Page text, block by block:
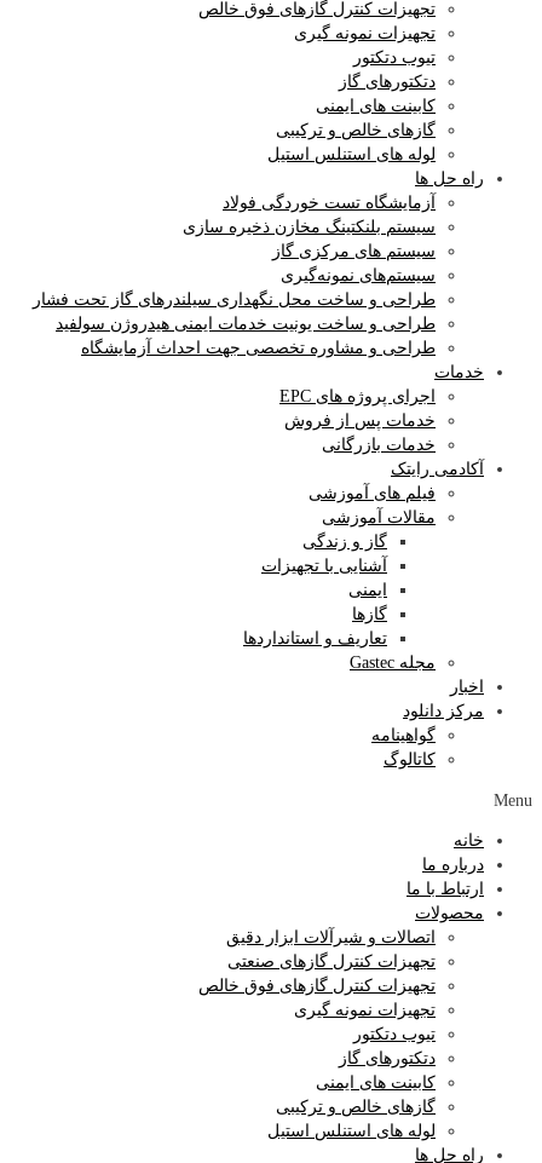
تجهیزات کنترل گازهای فوق خالص
تجهیزات نمونه گیری
تیوب دتکتور
دتکتورهای گاز
کابینت های ایمنی
گازهای خالص و ترکیبی
لوله های استنلس استیل
راه حل ها
آزمایشگاه‌ تست خوردگی فولاد
سیستم بلنکتینگ مخازن ذخیره سازی
سیستم های مرکزی گاز
سیستم‌های نمونه‌گیری
طراحی و ساخت محل نگهداری سیلندرهای گاز تحت فشار
طراحی و ساخت یونیت خدمات ایمنی هیدروژن سولفید
طراحی و مشاوره تخصصی جهت احداث آزمایشگاه
خدمات
اجرای پروژه های EPC
خدمات پس از فروش
خدمات بازرگانی
آکادمی رایتک
فیلم های آموزشی
مقالات آموزشی
گاز و زندگی
آشنایی با تجهیزات
ایمنی
گازها
تعاریف و استانداردها
مجله Gastec
اخبار
مرکز دانلود
گواهینامه
کاتالوگ
Menu
خانه
درباره ما
ارتباط با ما
محصولات
اتصالات و شیرآلات ابزار دقیق
تجهیزات کنترل گازهای صنعتی
تجهیزات کنترل گازهای فوق خالص
تجهیزات نمونه گیری
تیوب دتکتور
دتکتورهای گاز
کابینت های ایمنی
گازهای خالص و ترکیبی
لوله های استنلس استیل
راه حل ها